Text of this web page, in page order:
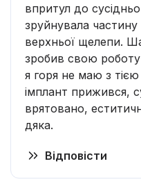
впритул до
зруйнувала частину
верхньої щелепи.
зробив свою роботу
я горя не маю з
імплант прижився,
врятовано,
дяка.
Відповісти